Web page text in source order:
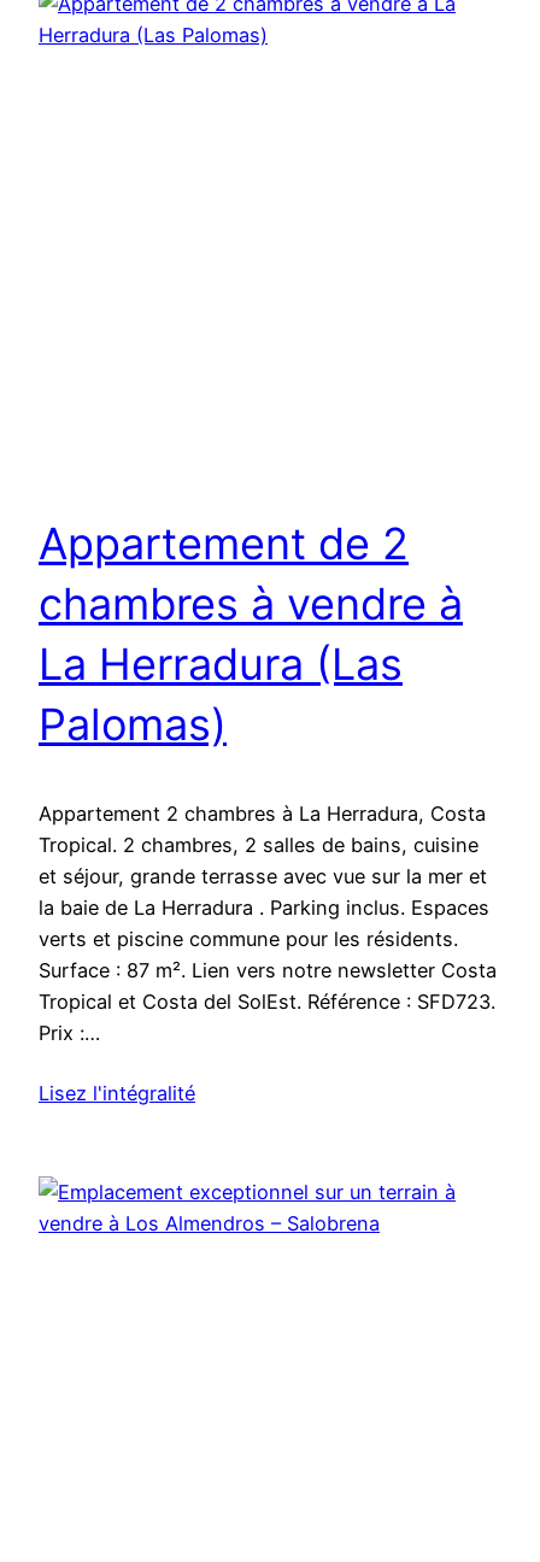
Appartement de 2
chambres à vendre à
La Herradura (Las
Palomas)
Appartement 2 chambres à La Herradura, Costa
Tropical. 2 chambres, 2 salles de bains, cuisine
et séjour, grande terrasse avec vue sur la mer et
la baie de La Herradura . Parking inclus. Espaces
verts et piscine commune pour les résidents.
Surface : 87 m². Lien vers notre newsletter Costa
Tropical et Costa del SolEst. Référence : SFD723.
Prix :…
Lisez l'intégralité